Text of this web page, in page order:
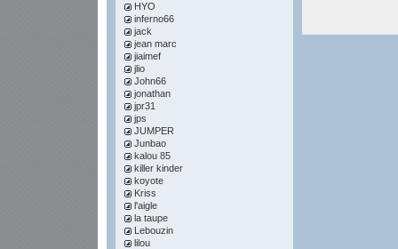
HYO
inferno66
jack
jean marc
jiaimef
jlio
John66
jonathan
jpr31
jps
JUMPER
Junbao
kalou 85
killer kinder
koyote
Kriss
l'aigle
la taupe
Lebouzin
lilou